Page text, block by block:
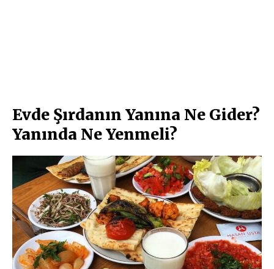
Evde Şırdanın Yanına Ne Gider?
Yanında Ne Yenmeli?